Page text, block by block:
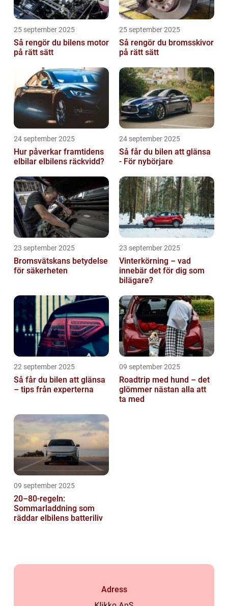
25 september 2025
Så rengör du bilens motor
på rätt sätt
25 september 2025
Så rengör du bromsskivor
på rätt sätt
24 september 2025
Hur påverkar framtidens
elbilar elbilens räckvidd?
24 september 2025
Så får du bilen att glänsa
- För nybörjare
23 september 2025
Bromsvätskans betydelse
för säkerheten
23 september 2025
Vinterkörning – vad
innebär det för dig som
bilägare?
22 september 2025
Så får du bilen att glänsa
– tips från experterna
09 september 2025
Roadtrip med hund – det
glömmer nästan alla att
ta med
09 september 2025
20–80-regeln:
Sommarladdning som
räddar elbilens batteriliv
Adress